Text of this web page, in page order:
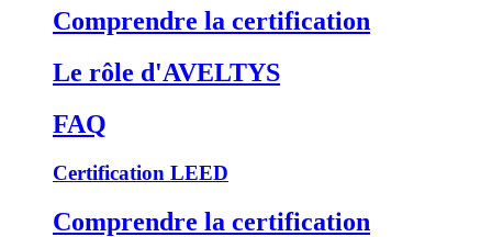
Comprendre la certification
Le rôle d'AVELTYS
FAQ
Certification LEED
Comprendre la certification